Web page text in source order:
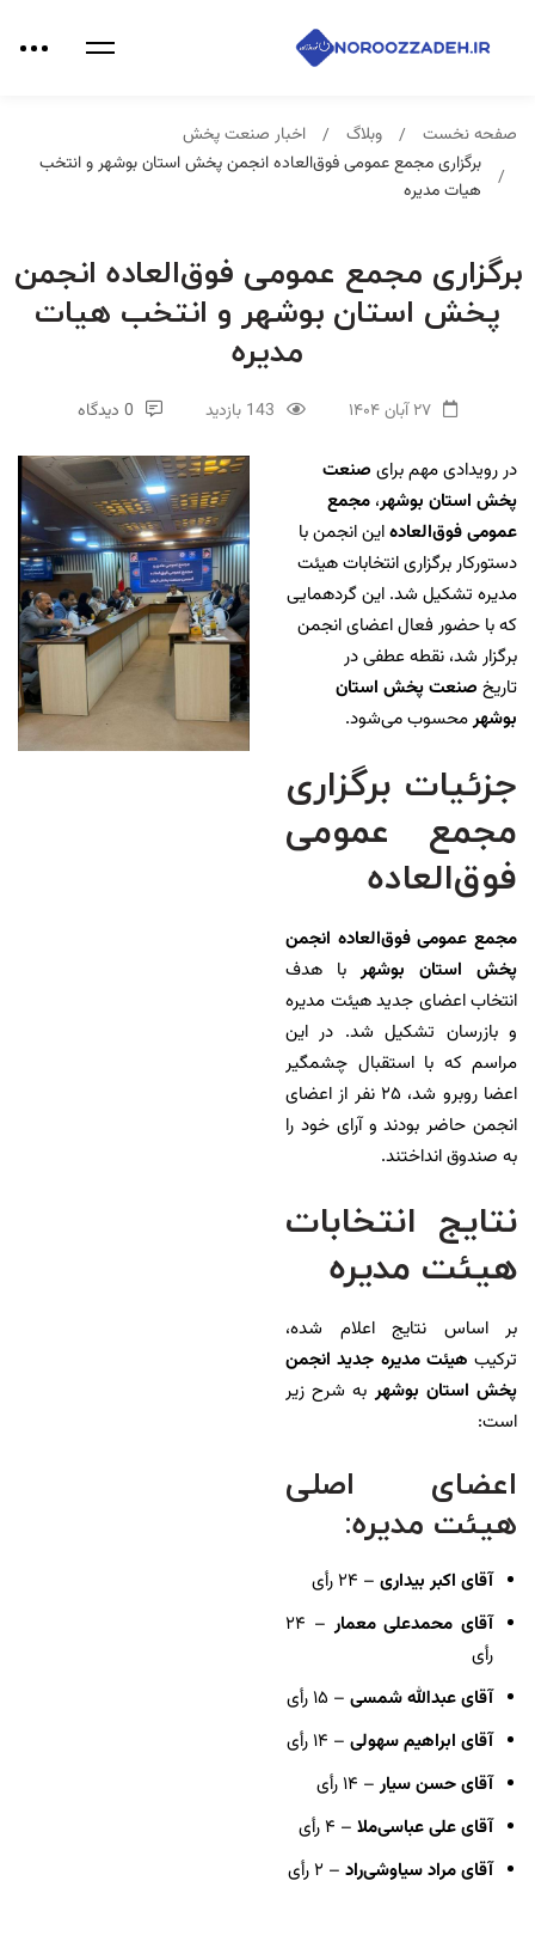
صفحه نخست وبلاگ
اخبار صنعت پخش
برگزاری مجمع عمومی فوق‌العاده انجمن پخش استان بوشهر و انتخب
هیات مدیره
برگزاری مجمع عمومی فوق‌العاده انجمن
پخش استان بوشهر و انتخب هیات
مدیره
143 بازدید 0 دیدگاه
در رویدادی مهم برای صنعت
پخش استان بوشهر، مجمع
عمومیفوق‌العادهاین انجمن با
دستورکار برگزاری انتخابات هیئت
مدیره تشکیل شد. این گردهمایی
که با حضور فعال اعضای انجمن
برگزار شد، نقطه عطفی در
تاریخ صنعت پخش استان
بوشهرمحسوب می‌شود.
جزئیات برگزاری
مجمع عمومی
فوق‌العاده
مجمع عمومی فوق‌العاده انجمن
پخش استان بوشهر با هدف
انتخاب اعضای جدید هیئت مدیره
و بازرسان تشکیل شد. در این
مراسم که با استقبال چشمگیر
اعضا روبرو شد، ۲۵ نفر از اعضای
انجمن حاضر بودند و آرای خود را
به صندوق انداختند.
نتایج انتخابات
هیئت مدیره
بر اساس نتایج اعلام شده،
ترکیب هیئت مدیره جدید انجمن
پخش استان بوشهربه شرح زیر
است:
اعضای اصلی
هیئت مدیره:
آقای اکبر بیداری – ۲۴ رأی
آقای محمدعلی معمار
– ۲۴
رأی
آقای عبدالله شمسی – ۱۵ رأی
آقای ابراهیم سهولی – ۱۴ رأی
آقای حسن سیار – ۱۴ رأی
آقای علی عباسی‌ملا – ۴ رأی
آقای مراد سیاوشی‌راد – ۲ رأی